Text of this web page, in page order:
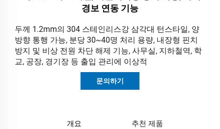
경보 연동 기능
두께 1.2mm의 304 스테인리스강 삼각대 턴스타일, 양
방향 통행 가능, 분당 30~40명 처리 용량, 내장형 핀치
방지 및 비상 전원 차단 해제 기능, 사무실, 지하철역, 학
교, 공장, 경기장 등 출입 관리에 이상적
문의하기
개요 추천 제품